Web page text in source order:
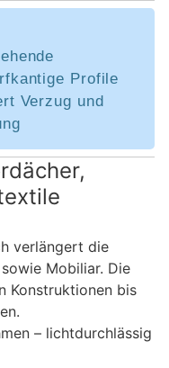
Profile
Verzug und
verlängert die
Mobiliar. Die
Konstruktionen bis
– lichtdurchlässig